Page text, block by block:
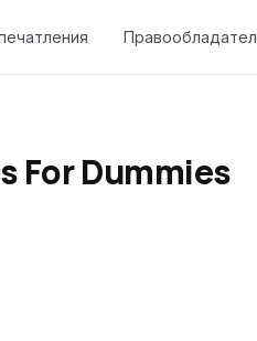
For Dummies